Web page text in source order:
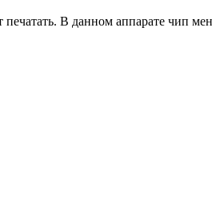
В данном аппарате чип